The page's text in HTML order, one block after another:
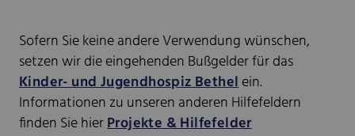
Sofern Sie keine andere Verwendung wünschen,
setzen wir die eingehenden Bußgelder für das
Kinder- und Jugendhospiz Bethelein.
Informationen zu unseren anderen Hilfefeldern
finden Sie hierProjekte & Hilfefelder